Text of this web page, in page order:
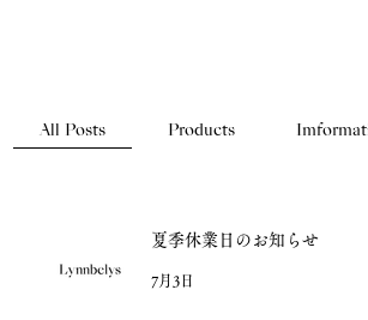
夏季休業日のお知らせ
7月3日
All Posts Products